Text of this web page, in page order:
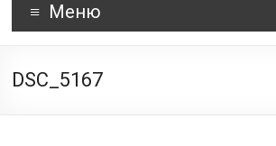
Меню
DSC_5167